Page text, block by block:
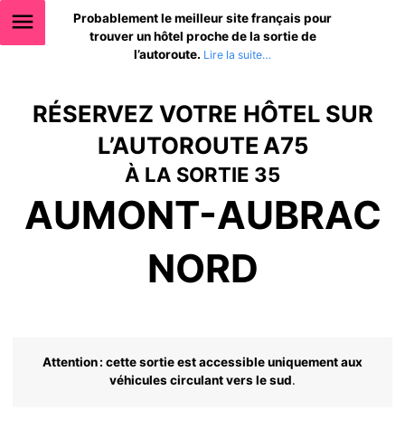
Probablement le meilleur site français pour
trouver un hôtel proche de la sortie de
l’autoroute.
RÉSERVEZ VOTRE HÔTEL SUR
L’AUTOROUTE A75
À LA SORTIE 35
AUMONT-AUBRAC
NORD
Attention : cette sortie est accessible uniquement aux
véhicules circulant vers le sud.